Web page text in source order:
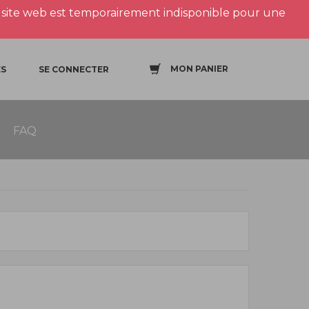
web est temporairement indisponible pour une
SE CONNECTER MON PANIER
FAQ